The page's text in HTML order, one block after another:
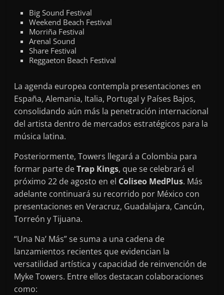
Big Sound Festival
Weekend Beach Festival
Morriña Festival
Arenal Sound
Share Festival
Reggaeton Beach Festival
La agenda europea contempla presentaciones en
España, Alemania, Italia, Portugal y Países Bajos,
consolidando aún más la penetración internacional
del artista dentro de mercados estratégicos para la
música latina.
Posteriormente, Towers llegará a Colombia para
formar parte deTrap Kings, que se celebrará el
próximo 22 de agosto en el Coliseo MedPlus. Más
adelante continuará su recorrido por México con
presentaciones en Veracruz, Guadalajara, Cancún,
Torreón y Tijuana.
“Una Na’ Más” se suma a una cadena de
lanzamientos recientes que evidencian la
versatilidad artística y capacidad de reinvención de
Myke Towers. Entre ellos destacan colaboraciones
como: